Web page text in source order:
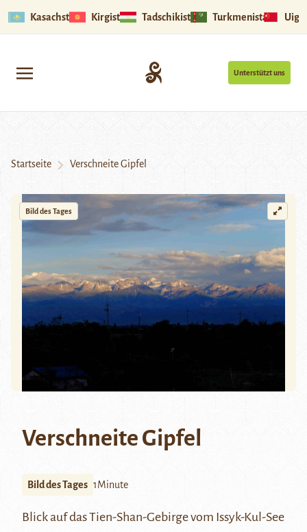
Kasachstan Kirgistan Tadschikistan Turkmenistan
Unterstützt uns
Startseite Verschneite Gipfel
Bild des Tages
Verschneite Gipfel
Bild des Tages 1Minute
Blick auf das Tien-Shan-Gebirge vom Issyk-Kul-See